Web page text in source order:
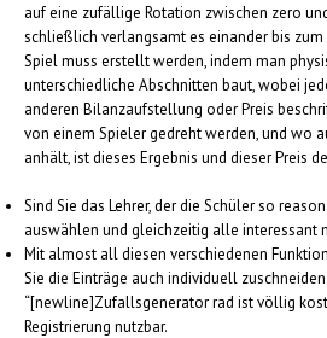
auf eine zufällige Rotation zwischen zero
schließlich verlangsamt es einander bis zum
Spiel muss erstellt werden, indem man
unterschiedliche Abschnitten baut, wobei
anderen Bilanzaufstellung oder Preis
von einem Spieler gedreht werden, und wo
anhält, ist dieses Ergebnis und dieser Preis
Sind Sie das Lehrer, der die Schüler so
auswählen und gleichzeitig alle interessant
Mit almost all diesen verschiedenen
Sie die Einträge auch individuell
“[newline]Zufallsgenerator rad ist völlig
Registrierung nutzbar.